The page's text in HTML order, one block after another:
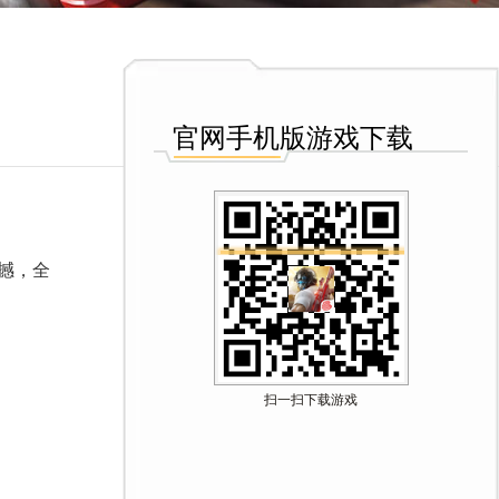
，全
官网手机版游戏下载
扫一扫下载游戏